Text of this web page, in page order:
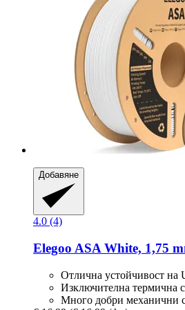
Добавяне
4.0 (4)
Elegoo ASA White, 1,75
Отлична устойчивост на
Изключителна термична
Много добри механични